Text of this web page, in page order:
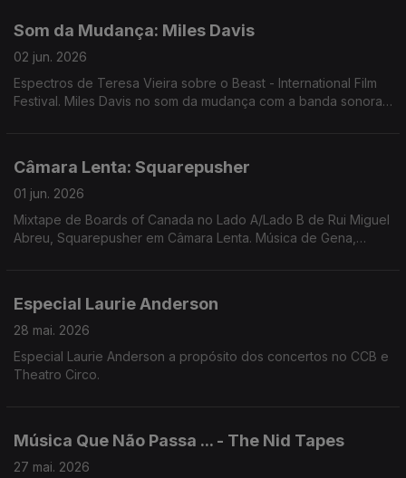
Som da Mudança: Miles Davis
02 jun. 2026
Espectros de Teresa Vieira sobre o Beast - International Film
Festival. Miles Davis no som da mudança com a banda sonora
Câmara Lenta: Squarepusher
01 jun. 2026
Mixtape de Boards of Canada no Lado A/Lado B de Rui Miguel
Abreu, Squarepusher em Câmara Lenta. Música de Gena,
Especial Laurie Anderson
28 mai. 2026
Especial Laurie Anderson a propósito dos concertos no CCB e
Theatro Circo.
Música Que Não Passa ... - The Nid Tapes
27 mai. 2026